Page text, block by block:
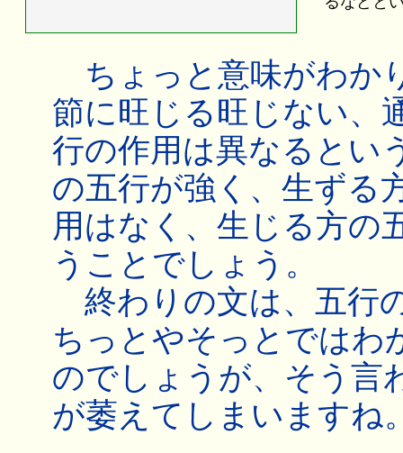
ちょっと意味がわか
節に旺じる旺じない、
行の作用は異なるとい
の五行が強く、生ずる
用はなく、生じる方の
うことでしょう。
終わりの文は、五行
ちっとやそっとではわ
のでしょうが、そう言
が萎えてしまいますね